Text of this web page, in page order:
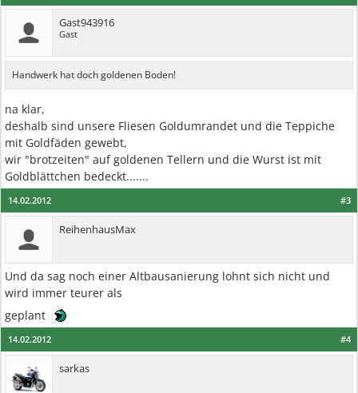
Gast943916
Gast
Handwerk hat doch goldenen Boden!
na klar,
deshalb sind unsere Fliesen Goldumrandet und die Teppiche
mit Goldfäden gewebt,
wir "brotzeiten" auf goldenen Tellern und die Wurst ist mit
Goldblättchen bedeckt.......
#3
14.02.2012
ReihenhausMax
Und da sag noch einer Altbausanierung lohnt sich nicht und
wird immer teurer als
geplant
#4
14.02.2012
sarkas